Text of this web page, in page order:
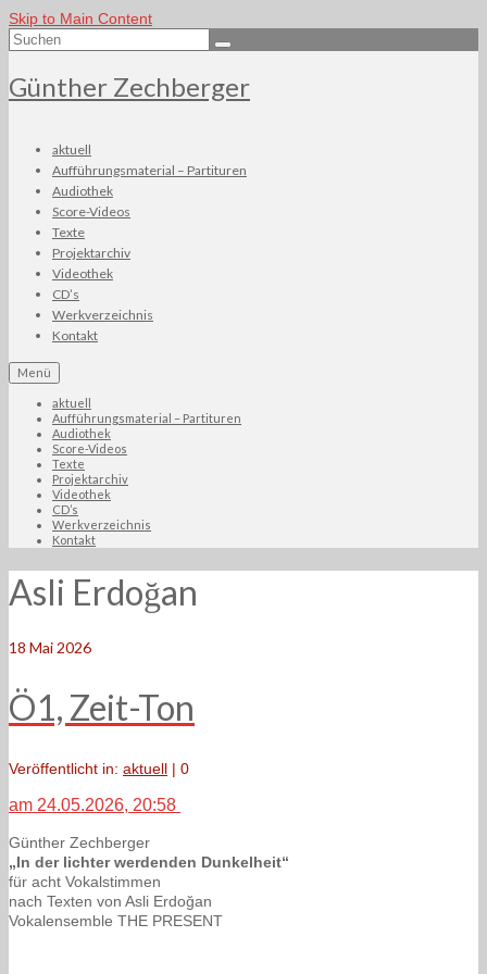
Skip to Main Content
Suchen
nach:
Günther Zechberger
aktuell
Aufführungsmaterial – Partituren
Audiothek
Score-Videos
Texte
Projektarchiv
Videothek
CD’s
Werkverzeichnis
Kontakt
Menü
aktuell
Aufführungsmaterial – Partituren
Audiothek
Score-Videos
Texte
Projektarchiv
Videothek
CD’s
Werkverzeichnis
Kontakt
Asli Erdoğan
18 Mai 2026
Ö1, Zeit-Ton
Veröffentlicht in: aktuell | 0
am 24.05.2026, 20:58
Günther Zechberger
„In der lichter werdenden Dunkelheit“
für acht Vokalstimmen
nach Texten von Asli Erdoğan
Vokalensemble THE PRESENT